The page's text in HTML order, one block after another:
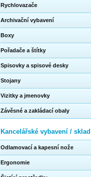
Rychlovazače
Archivační vybavení
Boxy
Pořadače a štítky
Spisovky a spisové desky
Stojany
Vizitky a jmenovky
Závěsné a zakládací obaly
Kancelářské vybavení / sklad
Odlamovací a kapesní nože
Ergonomie